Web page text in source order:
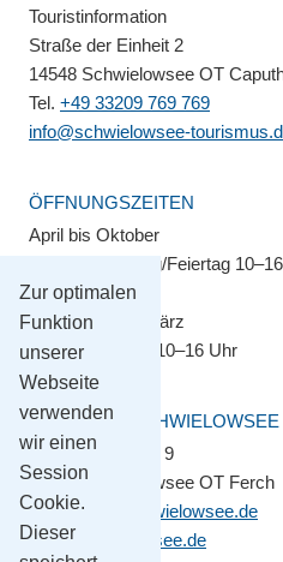
Zur optimalen
Funktion
unserer
Webseite
verwenden
wir einen
Session
Cookie.
Dieser
Touristinformation
Straße der Einheit 2
14548 Schwielowsee OT
Tel. +49 33209 769 769
info@schwielowsee-
ÖFFNUNGSZEITEN
April bis Oktober
Montag–Sonntag/Feiertag
November bis März
Montag–Freitag 10–16 Uhr
GEMEINDE SCHWIELOWSEE
Potsdamer Platz 9
14548 Schwielowsee OT Ferch
gemeinde@schwielowsee.de
www.schwielowsee.de